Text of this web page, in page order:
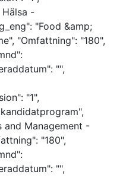
Hälsa -
"Food &amp;
"Omfattning": "180",
"",
"1",
and Management -
"180",
"",